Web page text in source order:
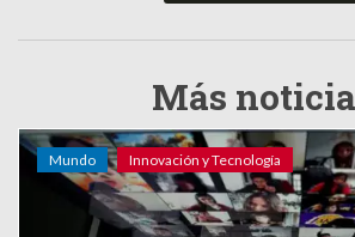
Más
Mundo Innovación y Tecnología